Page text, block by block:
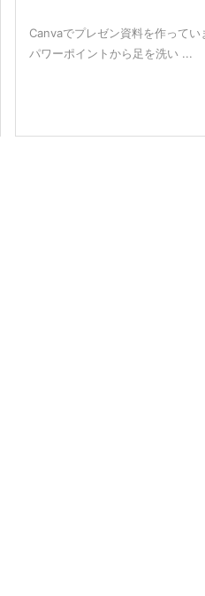
Canvaでプレゼン資料を作って
パワーポイントから足を洗い ...